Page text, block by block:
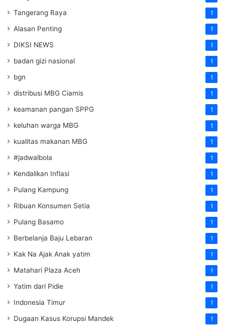
Tangerang Raya 1
Alasan Penting 1
DIKSI NEWS 1
badan gizi nasional 1
bgn 1
distribusi MBG Ciamis 1
keamanan pangan SPPG 1
keluhan warga MBG 1
kualitas makanan MBG 1
#jadwalbola 1
Kendalikan Inflasi 1
Pulang Kampung 1
Ribuan Konsumen Setia 1
Pulang Basamo 1
Berbelanja Baju Lebaran 1
Kak Na Ajak Anak yatim 1
Matahari Plaza Aceh 1
Yatim dari Pidie 1
Indonesia Timur 1
Dugaan Kasus Korupsi Mandek 1